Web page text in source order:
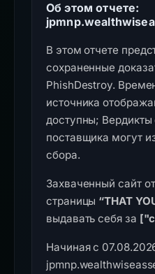
Об этом отчете:
В этом отчете
сохраненные
PhishDestroy.
источника
доступны; Вердикты
поставщика могут
сбора.
Захваченный сайт
страницы “THAT
выдавать себя за
Начиная с